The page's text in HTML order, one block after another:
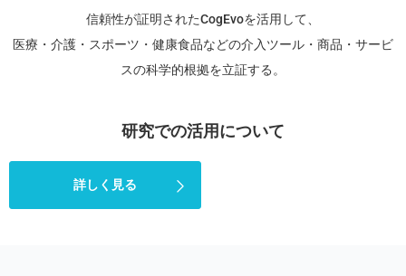
信頼性が証明されたCogEvoを活用して、
医療・介護・スポーツ・健康食品などの介入ツール・商品・サービ
スの科学的根拠を立証する。
研究での活用について
詳しく見る